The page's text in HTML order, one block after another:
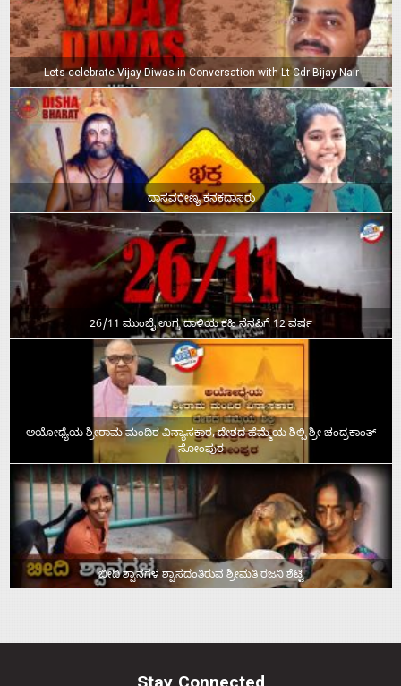
Lets celebrate Vijay Diwas in Conversation with Lt Cdr Bijay Nair
ದಾಸವರೇಣ್ಯ ಕನಕದಾಸರು
26/11 ಮುಂಬೈ ಉಗ್ರ ದಾಳಿಯ ಕಹಿ ನೆನಪಿಗೆ 12 ವರ್ಷ
ಅಯೋಧ್ಯೆಯ ಶ್ರೀರಾಮ ಮಂದಿರ ವಿನ್ಯಾಸಕಾರ, ದೇಶದ ಹೆಮ್ಮೆಯ ಶಿಲ್ಪಿ ಶ್ರೀ ಚಂದ್ರಕಾಂತ್‌
ಸೋಂಪುರ
ಬೀದಿ ಶ್ವಾನಗಳ ಶ್ವಾಸದಂತಿರುವ ಶ್ರೀಮತಿ ರಜನಿ ಶೆಟ್ಟಿ